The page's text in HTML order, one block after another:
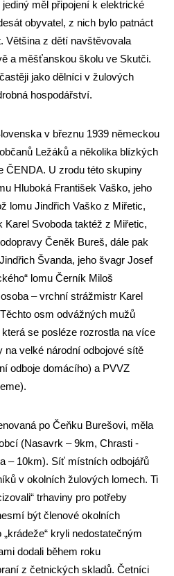
měl připojení k elektrické
obyvatel, z nich bylo patnáct
Většina z dětí navštěvovala
a měšťanskou školu ve Skutči.
jako dělníci v žulových
hospodářství.
v březnu 1939 německou
Ležáků a několika blízkých
ČENDA. U zrodu této skupiny
Hluboká František Vaško, jeho
lomu Jindřich Vaško z Miřetic,
Svoboda taktéž z Miřetic,
Čeněk Bureš, dále pak
Švanda, jeho švagr Josef
lomu Černík Miloš
– vrchní strážmistr Karel
osm odvážných mužů
se posléze rozrostla na více
na velké národní odbojové sítě
odboje domácího) a PVVZ
po Čeňku Burešovi, měla
(Nasavrk – 9km, Chrasti -
– 10km). Síť místních odbojářů
v okolních žulových lomech. Ti
trhaviny pro potřeby
být členové okolních
kryli nedostatečným
dodali během roku
z četnických skladů. Četníci